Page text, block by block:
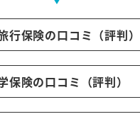
行保険の口コミ（評判）
保険の口コミ（評判）